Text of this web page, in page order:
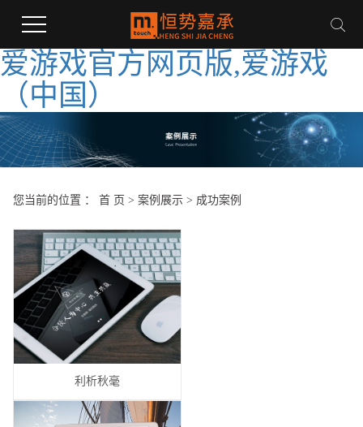
爱游戏官方网页版,爱游戏
（中国）
您当前的位置 ： 首 页 > 案例展示> 成功案例
利析秋毫